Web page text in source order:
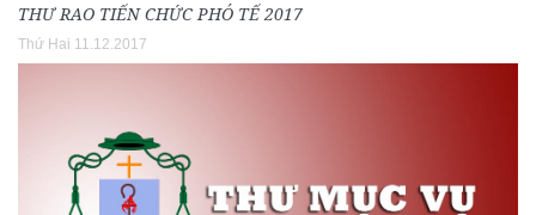
THƯ RAO TIẾN CHỨC PHÓ TẾ 2017
Thứ Hai 11.12.2017